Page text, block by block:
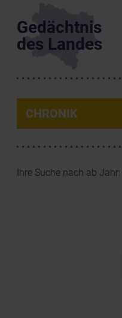
Gedächtnis
des Landes
CHRONIK
Ihre Suche nach ab Jahr: